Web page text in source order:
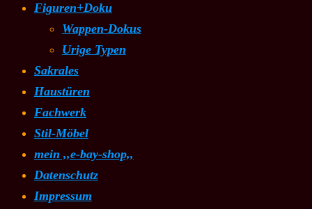
Figuren+Doku
Wappen-Dokus
Urige Typen
Sakrales
Haustüren
Fachwerk
Stil-Möbel
mein ,,e-bay-shop,,
Datenschutz
Impressum